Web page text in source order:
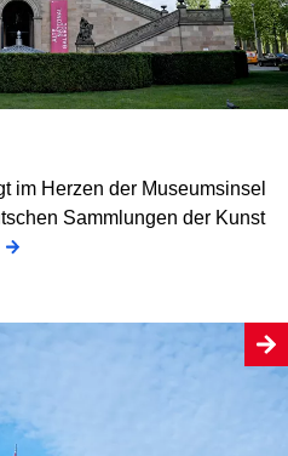
im Herzen der Museumsinsel
Sammlungen der Kunst